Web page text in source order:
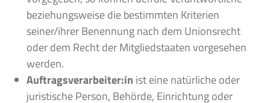
beziehungsweise die bestimmten Kriterien
seiner/ihrer Benennung nach dem Unionsrecht
oder dem Recht der Mitgliedstaaten vorgesehen
werden.
Auftragsverarbeiter:in ist eine natürliche oder
juristische Person, Behörde, Einrichtung oder